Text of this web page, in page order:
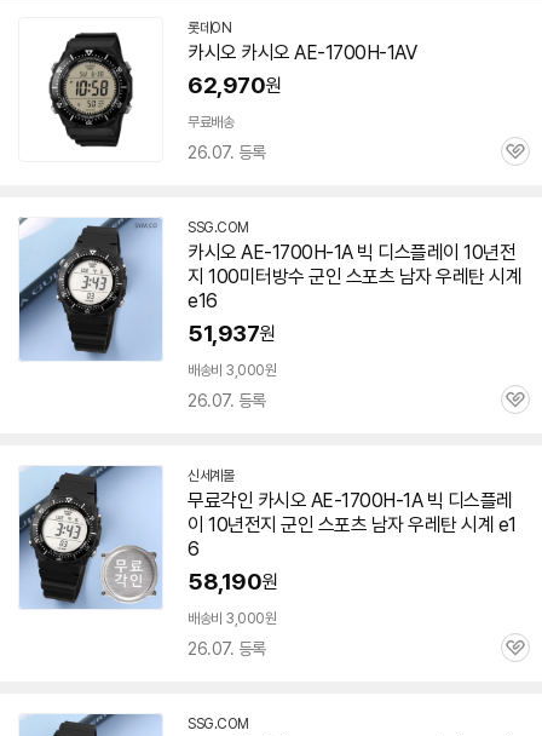
롯데ON
카시오 카시오 AE-1700H-1AV
62,970원
무료배송
26.07. 등록
관
SSG.COM
카시오 AE-1700H-1A 빅 디스플레이 10년전
지 100미터방수 군인 스포츠 남자 우레탄 시계
e16
51,937원
배송비 3,000원
26.07. 등록
관
신세계몰
무료각인 카시오 AE-1700H-1A 빅 디스플레
이 10년전지 군인 스포츠 남자 우레탄 시계 e1
6
58,190원
배송비 3,000원
26.07. 등록
관
SSG.COM